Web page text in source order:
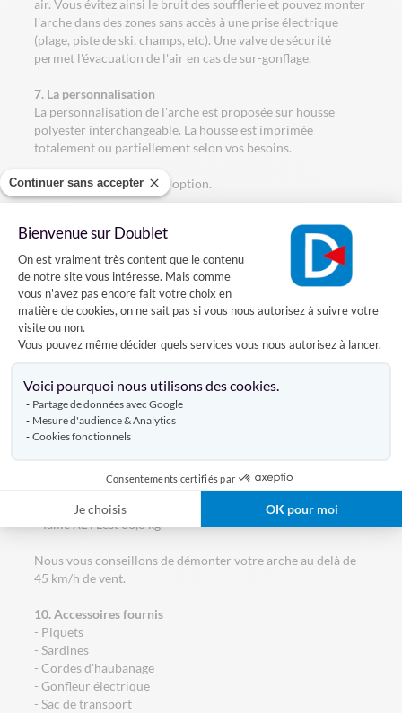
Continuer sans accepter
Bienvenue sur Doublet
Plateforme de Gestion du
On est vraiment très content que le contenu
de notre site vous intéresse. Mais comme
vous n'avez pas encore fait votre choix en
matière de cookies, on ne sait pas si vous nous autorisez à suivre votre
visite ou non.
Vous pouvez même décider quels services vous nous autorisez à lancer.
Voici pourquoi nous utilisons des cookies.
Partage de données avec Google
Mesure d'audience & Analytics
Cookies fonctionnels
Consentements certifiés par
Je choisis OK pour moi
air. Vous évitez ainsi le bruit des soufflerie et pouvez monter
l'arche dans des zones sans accès à une prise électrique
(plage, piste de ski, champs, etc). Une valve de sécurité
permet l'évacuation de l'air en cas de sur-gonflage.
7. La personnalisation
La personnalisation de l'arche est proposée sur housse
polyester interchangeable. La housse est imprimée
totalement ou partiellement selon vos besoins.
Classement au feu B1 en option.
L'arche est livrée avec sa housse interchangeable fermement
fixée sur la structure grâce à une fermeture éclaire discrète.
Si besoin, la housse peut être changée facilement.
9. Haubanage et lestage
Il est conseillé d'haubaner l'arche grâce au kit de fixation
fourni. Un lestage peut également être ajouté (en option)
fixent directement sous les pieds de l'arche. Deux lests sont
nécessaires (un lest par pied) pour une arche. Voir
arche gonflable Reverso.
- Taille L : Lest 36,6 kg
- Taille XL : Lest 36,6 kg
Nous vous conseillons de démonter votre arche au delà de
45 km/h de vent.
10. Accessoires fournis
- Piquets
- Sardines
- Cordes d'haubanage
- Gonfleur électrique
- Sac de transport